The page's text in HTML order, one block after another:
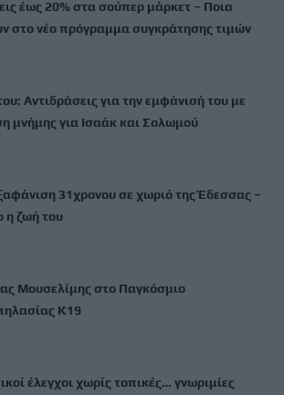
έως 20% στα σούπερ μάρκετ – Ποια
στο νέο πρόγραμμα συγκράτησης τιμών
Αντιδράσεις για την εμφάνισή του με
μνήμης για Ισαάκ και Σολωμού
31χρονου σε χωριό της Έδεσσας –
η ζωή του
Μουσελίμης στο Παγκόσμιο
Κ19
έλεγχοι χωρίς τοπικές… γνωριμίες